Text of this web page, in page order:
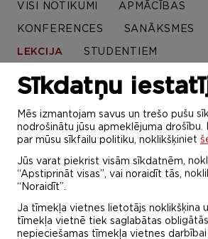
VISI NOTIKUMI APMĀCĪBAS
KONFERENCES SANĀKSMES
LEKCIJA STUDENTIEM
Marts 2022
P O T C P
28 1 2 3 4
14 15 16 17 18
Sīkdatņu
Mēs izmantojam savus un trešo pušu
nodrošinātu jūsu apmeklējuma drošību.
par mūsu sīkfailu politiku, noklikšķiniet
Jūs varat piekrist visām sīkdatnēm,
“Apstiprināt visas”, vai noraidīt tās,
“Noraidīt”.
Ja tīmekļa vietnes lietotājs noklikšķina
tīmekļa vietnē tiek saglabātas
nepieciešamas tīmekļa vietnes darbībai